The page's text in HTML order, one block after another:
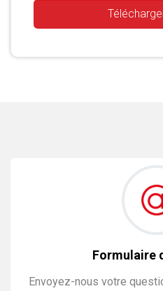
Formulaire
Envoyez-nous votre